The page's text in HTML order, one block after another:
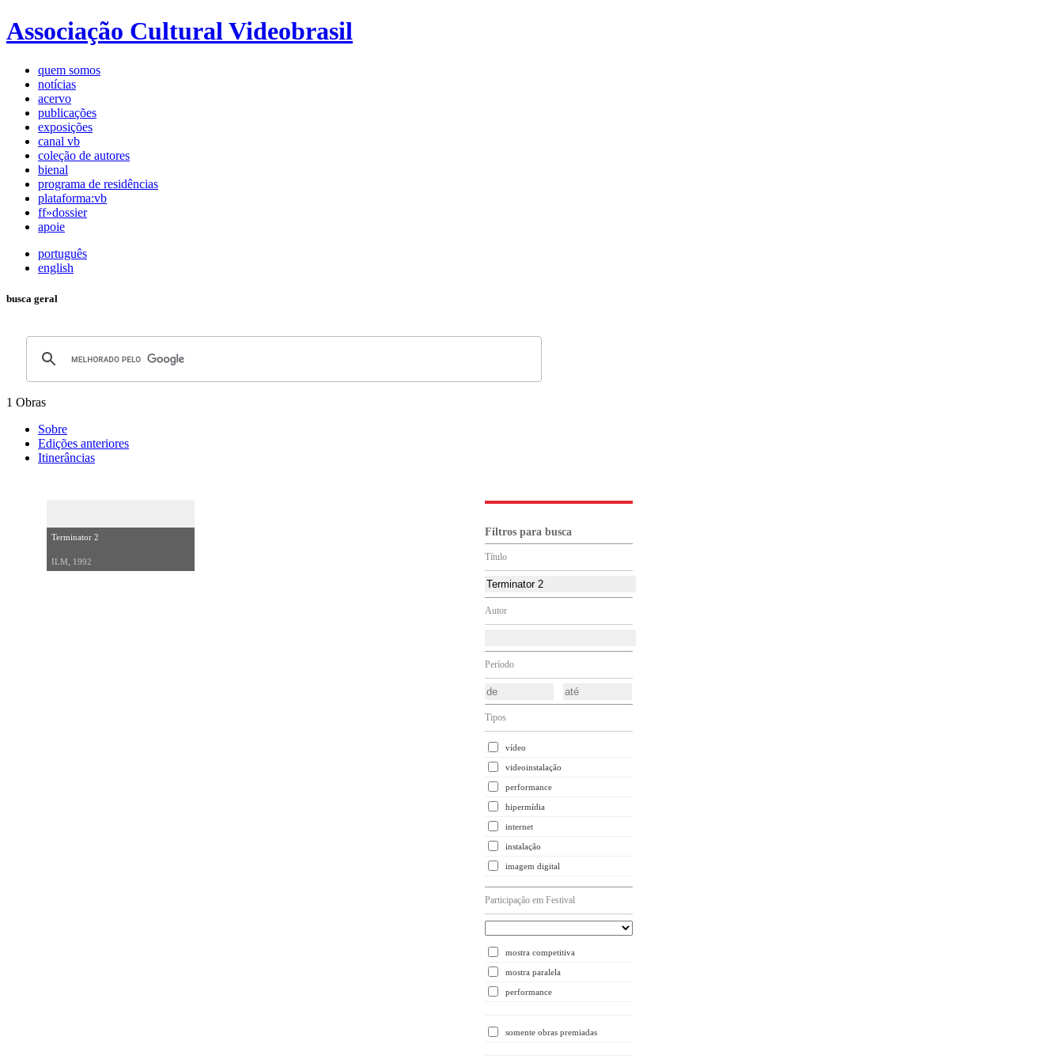
Associação Cultural Videobrasil
quem somos
notícias
acervo
publicações
exposições
canal vb
coleção de autores
bienal
programa de residências
plataforma:vb
ff»dossier
apoie
português
english
busca geral
1 Obras
Sobre
Edições anteriores
Itinerâncias
Terminator 2
ILM, 1992
Filtros para busca
Título
Autor
Período
Tipos
vídeo
videoinstalação
performance
hipermídia
internet
instalação
imagem digital
Participação em Festival
mostra competitiva
mostra paralela
performance
somente obras premiadas